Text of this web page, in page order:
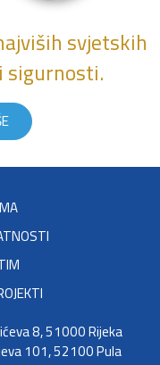
svjetskih
8, 51000 Rijeka
101, 52100 Pula